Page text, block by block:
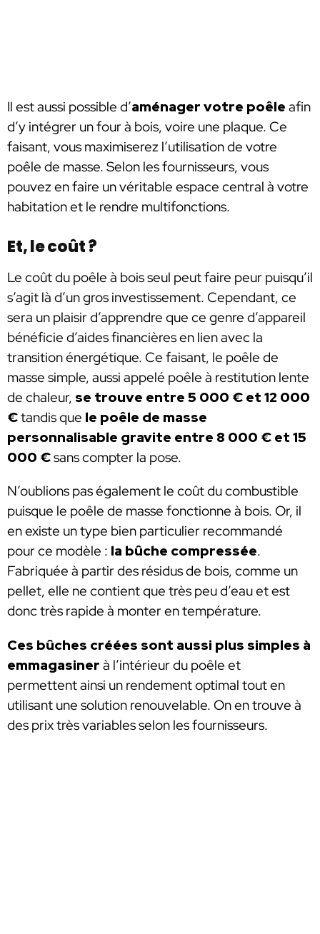
Il est aussi possible d’aménager votre poêle afin
d’y intégrer un four à bois, voire une plaque. Ce
faisant, vous maximiserez l’utilisation de votre
poêle de masse. Selon les fournisseurs, vous
pouvez en faire un véritable espace central à votre
habitation et le rendre multifonctions.
Et, le coût ?
Le coût du poêle à bois seul peut faire peur puisqu’il
s’agit là d’un gros investissement. Cependant, ce
sera un plaisir d’apprendre que ce genre d’appareil
bénéficie d’aides financières en lien avec la
transition énergétique. Ce faisant, le poêle de
masse simple, aussi appelé poêle à restitution lente
de chaleur, se trouve entre 5 000 € et 12 000
€tandis que le poêle de masse
personnalisable gravite entre 8 000 € et 15
000 €sans compter la pose.
N’oublions pas également le coût du combustible
puisque le poêle de masse fonctionne à bois. Or, il
en existe un type bien particulier recommandé
pour ce modèle : la bûche compressée.
Fabriquée à partir des résidus de bois, comme un
pellet, elle ne contient que très peu d’eau et est
donc très rapide à monter en température.
Ces bûches créées sont aussi plus simples à
emmagasiner à l’intérieur du poêle et
permettent ainsi un rendement optimal tout en
utilisant une solution renouvelable. On en trouve à
des prix très variables selon les fournisseurs.